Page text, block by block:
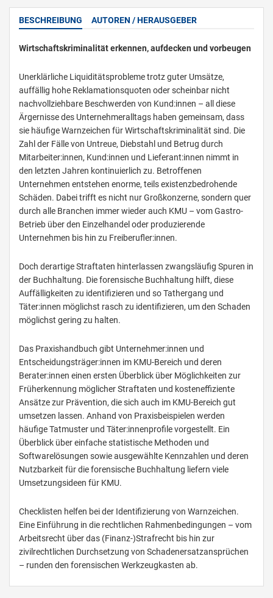
BESCHREIBUNG AUTOREN / HERAUSGEBER
Wirtschaftskriminalität erkennen, aufdecken und vorbeugen
Unerklärliche Liquiditätsprobleme trotz guter Umsätze,
auffällig hohe Reklamationsquoten oder scheinbar nicht
nachvollziehbare Beschwerden von Kund:innen – all diese
Ärgernisse des Unternehmeralltags haben gemeinsam, dass
sie häufige Warnzeichen für Wirtschaftskriminalität sind. Die
Zahl der Fälle von Untreue, Diebstahl und Betrug durch
Mitarbeiter:innen, Kund:innen und Lieferant:innen nimmt in
den letzten Jahren kontinuierlich zu. Betroffenen
Unternehmen entstehen enorme, teils existenzbedrohende
Schäden. Dabei trifft es nicht nur Großkonzerne, sondern quer
durch alle Branchen immer wieder auch KMU – vom Gastro-
Betrieb über den Einzelhandel oder produzierende
Unternehmen bis hin zu Freiberufler:innen.
Doch derartige Straftaten hinterlassen zwangsläufig Spuren in
der Buchhaltung. Die forensische Buchhaltung hilft, diese
Auffälligkeiten zu identifizieren und so Tathergang und
Täter:innen möglichst rasch zu identifizieren, um den Schaden
möglichst gering zu halten.
Das Praxishandbuch gibt Unternehmer:innen und
Entscheidungsträger:innen im KMU-Bereich und deren
Berater:innen einen ersten Überblick über Möglichkeiten zur
Früherkennung möglicher Straftaten und kosteneffiziente
Ansätze zur Prävention, die sich auch im KMU-Bereich gut
umsetzen lassen. Anhand von Praxisbeispielen werden
häufige Tatmuster und Täter:innenprofile vorgestellt. Ein
Überblick über einfache statistische Methoden und
Softwarelösungen sowie ausgewählte Kennzahlen und deren
Nutzbarkeit für die forensische Buchhaltung liefern viele
Umsetzungsideen für KMU.
Checklisten helfen bei der Identifizierung von Warnzeichen.
Eine Einführung in die rechtlichen Rahmenbedingungen – vom
Arbeitsrecht über das (Finanz-)Strafrecht bis hin zur
zivilrechtlichen Durchsetzung von Schadenersatzansprüchen
– runden den forensischen Werkzeugkasten ab.